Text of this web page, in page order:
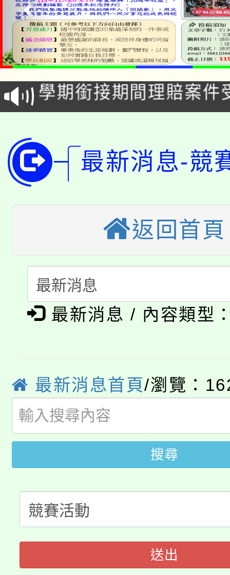
淨零綠生活教案入校路
會
115年食農教育專業人
程
學期銜接期間理賠案件
學籍身 分審查程序及
版
淨零綠領人才培育課程
代理(課)教師甄選結果(
「2026金融保險知識
桃園市115學年度學生
生本土語及新住民語歌
代理(課)教師甄選結果
公告本校115學年度第
代理(課)教師甄選結果(
轉知中國文化大學推廣
《TA101》溝通分析基
程，歡迎學生輔導中心
系所師生報名參加。
淨零綠生活教案入校路
會
115年食農教育專業人
版
公告本校115學年度第
代理(課)教師甄選結果(
「2026金融保險知識
車」活動
桃園市115學年度學生
生本土語及新住民語歌
公告本校115學年度第
代理(課)教師甄選結果(
公告本校115學年度第
代理(課)教師甄選結果(
轉知中國文化大學推廣
《TA101》溝通分析基
最新消息-競
返回首頁
最新消息 / 內容類型
最新消息首頁/瀏覽：
搜尋
送出